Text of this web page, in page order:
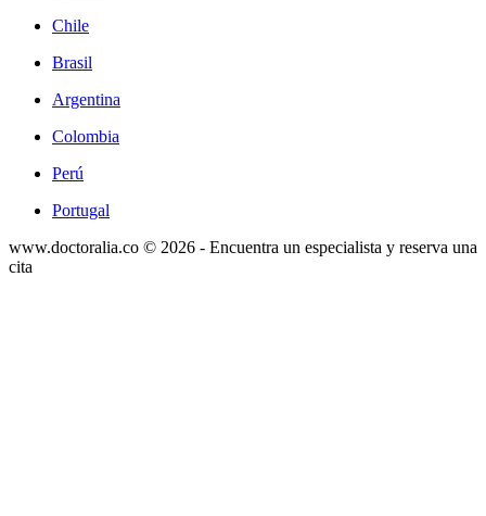
Chile
Brasil
Argentina
Colombia
Perú
Portugal
www.doctoralia.co © 2026 - Encuentra un especialista y reserva una
cita